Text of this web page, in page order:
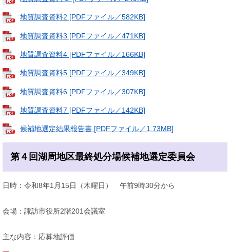
地質調査資料2 [PDFファイル／582KB]
地質調査資料3 [PDFファイル／471KB]
地質調査資料4 [PDFファイル／166KB]
地質調査資料5 [PDFファイル／349KB]
地質調査資料6 [PDFファイル／307KB]
地質調査資料7 [PDFファイル／142KB]
候補地選定結果報告書 [PDFファイル／1.73MB]
第４回湖周地区最終処分場候補地選定委員会
日時：令和8年1月15日（木曜日） 午前9時30分から
会場：諏訪市役所2階201会議室
主な内容：応募地評価